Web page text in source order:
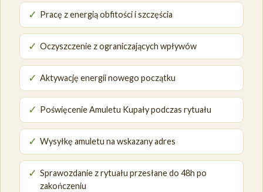
✓ Pracę z energią obfitości i szczęścia
✓ Oczyszczenie z ograniczających wpływów
✓ Aktywację energii nowego początku
✓ Poświęcenie Amuletu Kupały podczas rytuału
✓ Wysyłkę amuletu na wskazany adres
✓ Sprawozdanie z rytuału przesłane do 48h po
zakończeniu